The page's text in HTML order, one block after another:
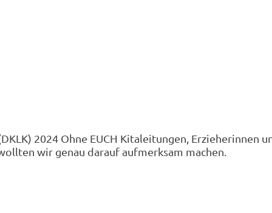
2024 Ohne EUCH Kitaleitungen, Erzieherinnen
wir genau darauf aufmerksam machen.